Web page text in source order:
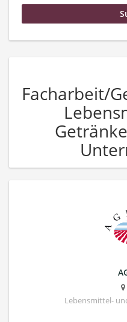
Facharbeit/
Lebensmittel-